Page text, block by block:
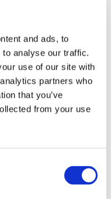
and ads, to
analyse our traffic.
use of our site with
partners who
that you’ve
from your use
Eventos